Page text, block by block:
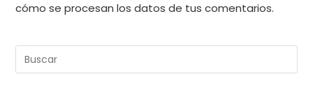
cómo se procesan los datos de tus comentarios.